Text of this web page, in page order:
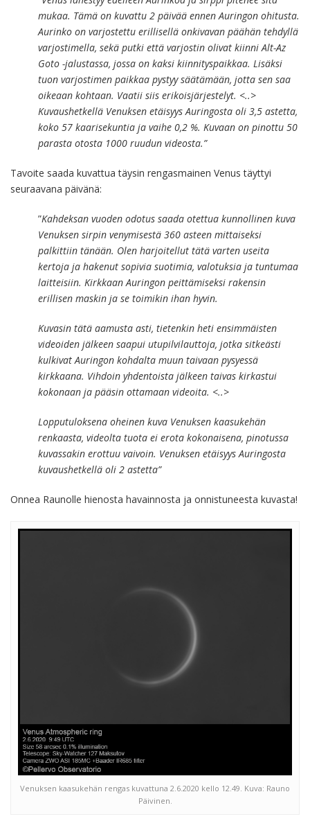
mukaa. Tämä on kuvattu 2 päivää ennen Auringon ohitusta.
Aurinko on varjostettu erillisellä onkivavan päähän tehdyllä
varjostimella, sekä putki että varjostin olivat kiinni Alt-Az
Goto -jalustassa, jossa on kaksi kiinnityspaikkaa. Lisäksi
tuon varjostimen paikkaa pystyy säätämään, jotta sen saa
oikeaan kohtaan. Vaatii siis erikoisjärjestelyt. <..>
Kuvaushetkellä Venuksen etäisyys Auringosta oli 3,5 astetta,
koko 57 kaarisekuntia ja vaihe 0,2 %. Kuvaan on pinottu 50
parasta otosta 1000 ruudun videosta.”
Tavoite saada kuvattua täysin rengasmainen Venus täyttyi
seuraavana päivänä:
”Kahdeksan vuoden odotus saada otettua kunnollinen kuva
Venuksen sirpin venymisestä 360 asteen mittaiseksi
palkittiin tänään. Olen harjoitellut tätä varten useita
kertoja ja hakenut sopivia suotimia, valotuksia ja tuntumaa
laitteisiin. Kirkkaan Auringon peittämiseksi rakensin
erillisen maskin ja se toimikin ihan hyvin.
Kuvasin tätä aamusta asti, tietenkin heti ensimmäisten
videoiden jälkeen saapui utupilvilauttoja, jotka sitkeästi
kulkivat Auringon kohdalta muun taivaan pysyessä
kirkkaana. Vihdoin yhdentoista jälkeen taivas kirkastui
kokonaan ja pääsin ottamaan videoita. <..>
Lopputuloksena oheinen kuva Venuksen kaasukehän
renkaasta, videolta tuota ei erota kokonaisena, pinotussa
kuvassakin erottuu vaivoin. Venuksen etäisyys Auringosta
kuvaushetkellä oli 2 astetta”
Onnea Raunolle hienosta havainnosta ja onnistuneesta kuvasta!
Venuksen kaasukehän rengas kuvattuna 2.6.2020 kello 12.49. Kuva: Rauno
Päivinen.